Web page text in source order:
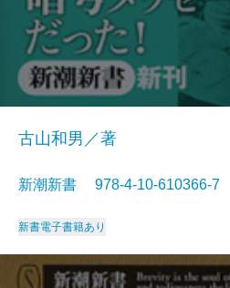
古山和男／著
新潮新書 978-4-10-610366-
新書電子書籍あり